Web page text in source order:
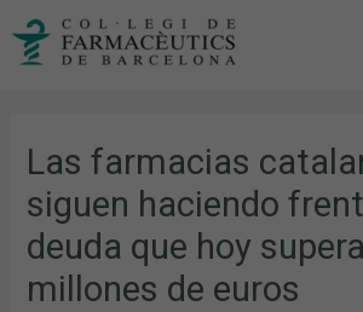
Las farmacias
siguen haciendo
deuda que hoy
millones de euros